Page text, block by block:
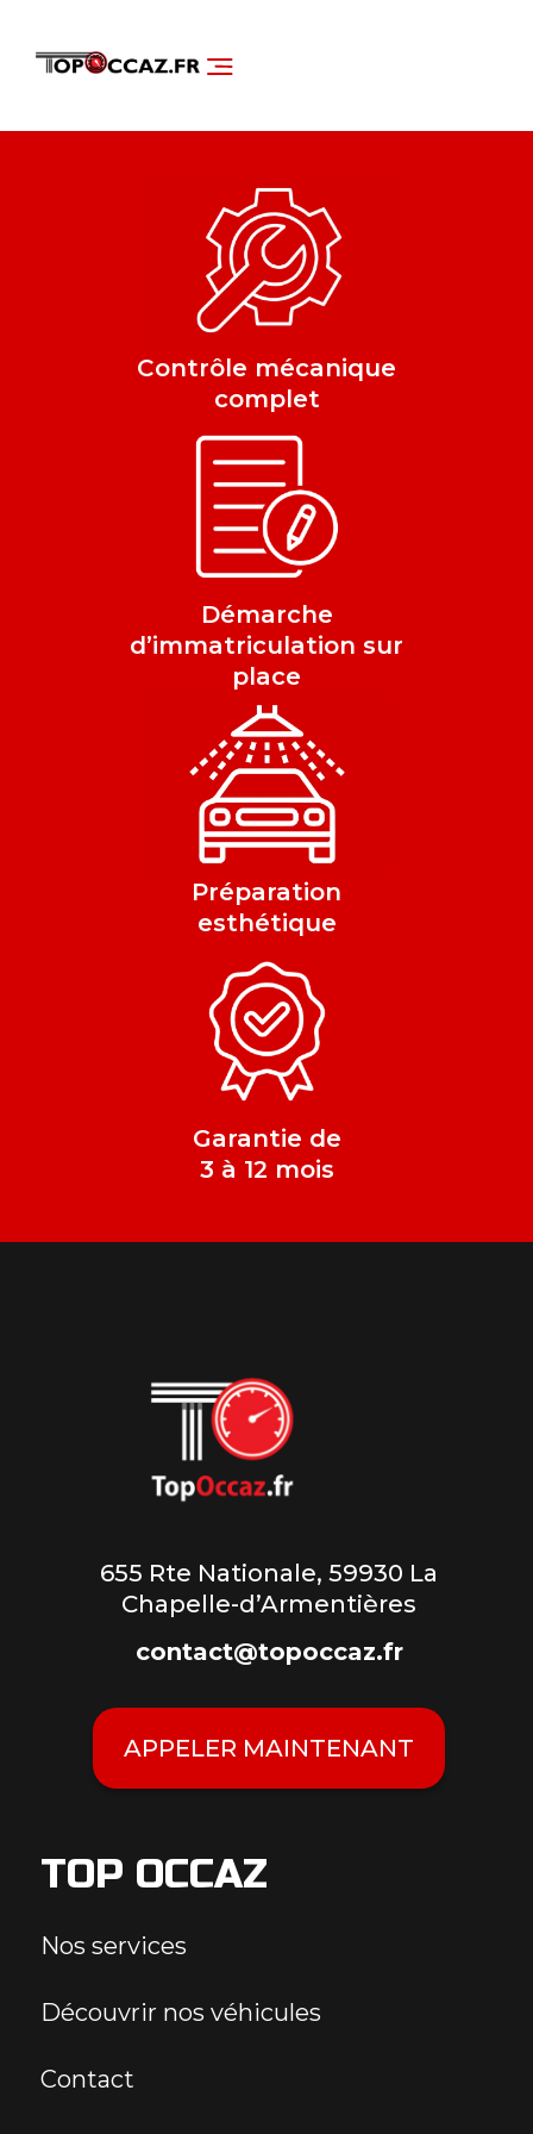
Contrôle mécanique
complet
Démarche
d’immatriculation sur
place
Préparation
esthétique
Garantie de
3 à 12 mois
655 Rte Nationale, 59930 La
Chapelle-d’Armentières
contact@topoccaz.fr
APPELER MAINTENANT
TOP OCCAZ
Nos services
Découvrir nos véhicules
Contact